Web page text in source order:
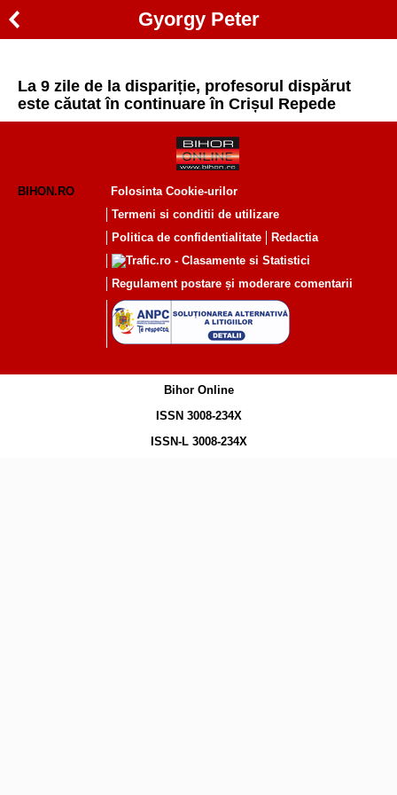
Gyorgy Peter
La 9 zile de la dispariție, profesorul dispărut
este căutat în continuare în Crișul Repede
BIHON.RO
Folosinta Cookie-urilor
Termeni si conditii de utilizare
Politica de confidentialitate
Redactia
Regulament postare și moderare comentarii
Bihor Online
ISSN 3008-234X
ISSN-L 3008-234X